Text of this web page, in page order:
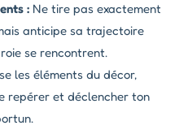
: Ne tire pas exactement
anticipe sa trajectoire
se rencontrent.
les éléments du décor,
repérer et déclencher ton